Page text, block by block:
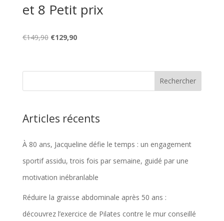
et 8 Petit prix
€149,90 Le
était :
€129,90Le
est :
Articles récents
À 80 ans, Jacqueline défie le temps : un engagement
sportif assidu, trois fois par semaine, guidé par une
motivation inébranlable
Réduire la graisse abdominale après 50 ans :
découvrez l’exercice de Pilates contre le mur conseillé